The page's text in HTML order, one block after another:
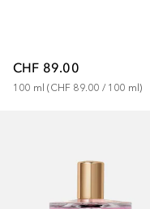
CHF 89.00
100 ml (CHF 89.00 / 100 ml)